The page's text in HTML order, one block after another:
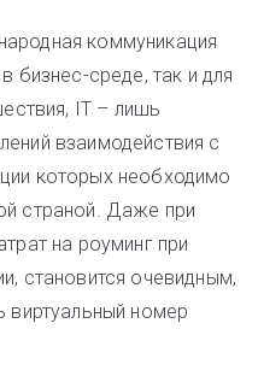
коммуникация
бизнес-среде, так и для
IT – лишь
взаимодействия с
которых необходимо
страной. Даже при
на роуминг при
становится очевидным,
виртуальный номер